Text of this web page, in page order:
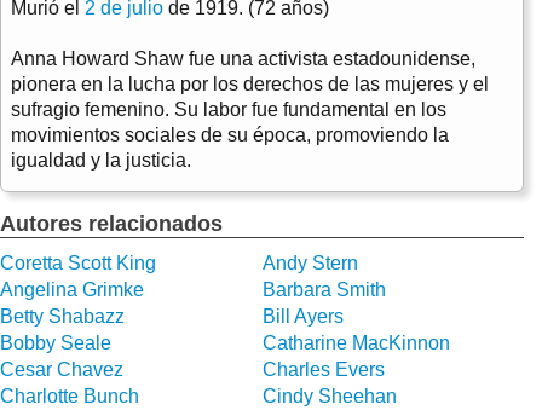
Murió el 2 de julio de 1919. (72 años)
Anna Howard Shaw fue una activista estadounidense,
pionera en la lucha por los derechos de las mujeres y el
sufragio femenino. Su labor fue fundamental en los
movimientos sociales de su época, promoviendo la
igualdad y la justicia.
Autores relacionados
Coretta Scott King
Andy Stern
Angelina Grimke
Barbara Smith
Betty Shabazz
Bill Ayers
Bobby Seale
Catharine MacKinnon
Cesar Chavez
Charles Evers
Charlotte Bunch
Cindy Sheehan